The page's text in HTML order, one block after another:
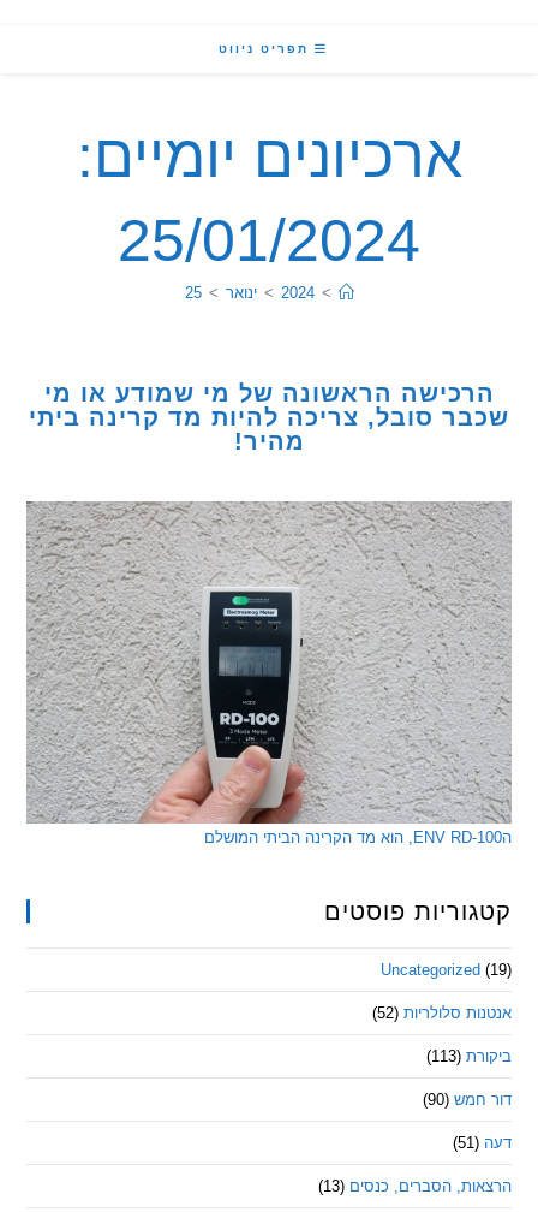
תפריט ניווט
ארכיונים יומיים:
25/01/2024
2024
> ינואר >
25
הראשונה של מי שמודע או מי
סובל, צריכה להיות מד קרינה ביתי
מהיר!
פוסטים
סלולריות (52)
(90)
הסברים, כנסים (13)